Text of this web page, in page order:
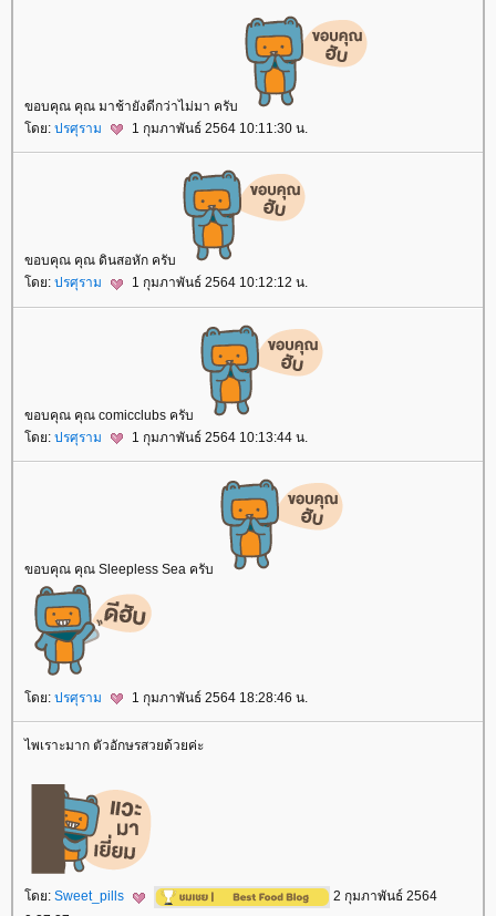
ขอบคุณ คุณ มาช้ายังดีกว่าไม่มา ครับ
ดย: ปรศุราม 1 กุมภาพันธ์ 2564 10:11:30 น.
ขอบคุณ คุณ ดินสอหัก ครับ
ดย: ปรศุราม 1 กุมภาพันธ์ 2564 10:12:12 น.
ขอบคุณ คุณ comicclubs ครับ
ดย: ปรศุราม 1 กุมภาพันธ์ 2564 10:13:44 น.
ขอบคุณ คุณ Sleepless Sea ครับ
ดย: ปรศุราม 1 กุมภาพันธ์ 2564 18:28:46 น.
ไพเราะมาก ตัวอักษรสวยด้วยค่ะ
ดย: Sweet_pills
2 กุมภาพันธ์ 2564